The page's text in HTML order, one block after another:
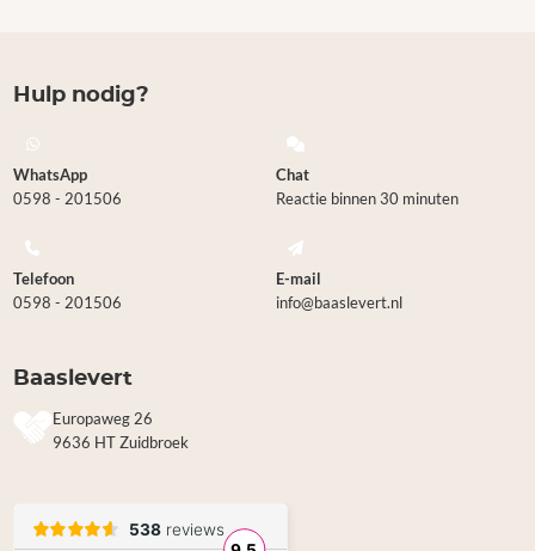
Hulp nodig?
WhatsApp
0598 - 201506
Chat
Reactie binnen 30 minuten
Telefoon
0598 - 201506
E-mail
info@baaslevert.nl
Baaslevert
Europaweg 26
9636 HT Zuidbroek